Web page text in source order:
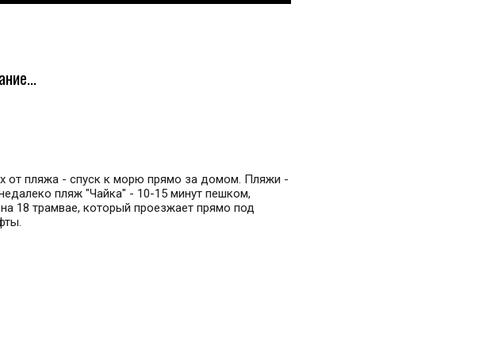
от пляжа - спуск к морю прямо за домом. Пляжи -
пляж "Чайка" - 10-15 минут пешком,
18 трамвае, который проезжает прямо под